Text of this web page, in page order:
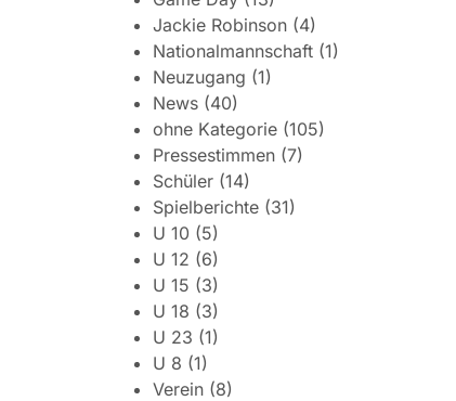
Jackie Robinson (4)
Nationalmannschaft (1)
Neuzugang (1)
News (40)
ohne Kategorie (105)
Pressestimmen (7)
Schüler (14)
Spielberichte (31)
U 10 (5)
U 12 (6)
U 15 (3)
U 18 (3)
U 23 (1)
U 8 (1)
Verein (8)